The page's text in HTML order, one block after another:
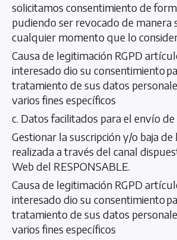
solicitamos consentimiento de
pudiendo ser revocado de manera
cualquier momento que lo
Causa de legitimación RGPD
interesado dio su consentimiento
tratamiento de sus datos
varios fines específicos
c. Datos facilitados para el envío
Gestionar la suscripción y/o baja
realizada a través del canal
Web del RESPONSABLE.
Causa de legitimación RGPD
interesado dio su consentimiento
tratamiento de sus datos
varios fines específicos